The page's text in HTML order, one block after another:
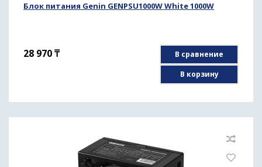
Блок питания Genin GENPSU1000W White 1000W
28 970₸
В сравнение
В корзину